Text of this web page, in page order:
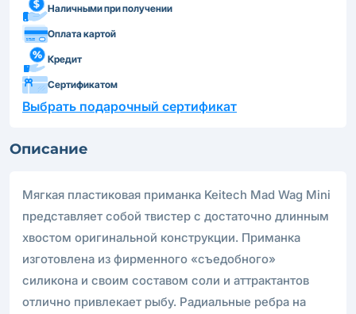
Наличными при получении
Оплата картой
Кредит
Сертификатом
Выбрать подарочный сертификат
Описание
Мягкая пластиковая приманка Keitech Mad Wag Mini
представляет собой твистер с достаточно длинным
хвостом оригинальной конструкции. Приманка
изготовлена из фирменного «съедобного»
силикона и своим составом соли и аттрактантов
отлично привлекает рыбу. Радиальные ребра на